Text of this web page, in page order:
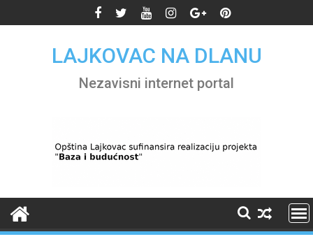
to
LAJKOVAC NA DLANU
Nezavisni internet portal